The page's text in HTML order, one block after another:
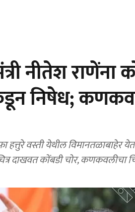
नीतेश राणेंना
निषेध;
हत्तुरे वस्ती येथील विमानतळाबाहेर
दाखवत कोंबडी चोर,